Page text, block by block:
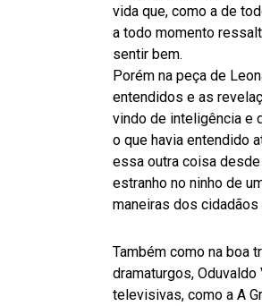
vida que, como a de
a todo momento
sentir bem.
Porém na peça de
entendidos e as
vindo de inteligência e
o que havia entendido
essa outra coisa
estranho no ninho de
maneiras dos
Também como na boa
dramaturgos,
televisivas, como a A